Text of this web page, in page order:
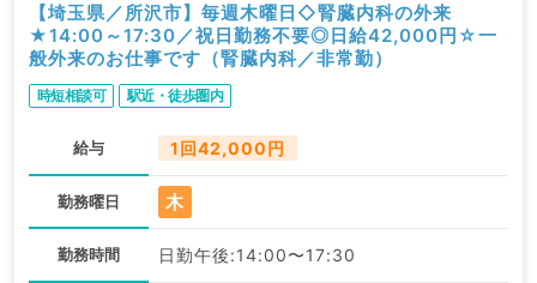
【埼玉県／所沢市】毎週木曜日◇腎臓内科の外来
★14:00～17:30／祝日勤務不要◎日給42,000円☆一
般外来のお仕事です（腎臓内科／非常勤）
時短相談可 駅近・徒歩圏内
給与 1回42,000円
勤務曜日 木
勤務時間 日勤午後:14:00〜17:30